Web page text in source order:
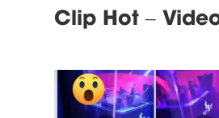
Clip Hot –